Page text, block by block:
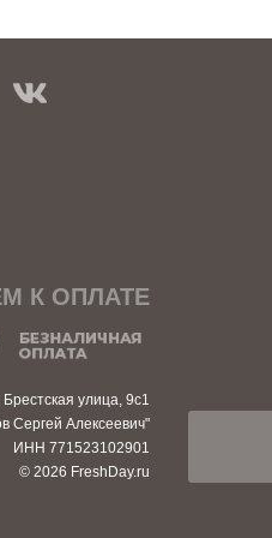
К ОПЛАТЕ
улица, 9с1
Сергей Алексеевич"
ИНН 771523102901
© 2026 FreshDay.ru